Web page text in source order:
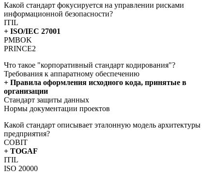
Какой стандарт фокусируется на управлении рисками
информационной безопасности?
ITIL
+ ISO/IEC 27001
PMBOK
PRINCE2
Что такое "корпоративный стандарт кодирования"?
Требования к аппаратному обеспечению
+ Правила оформления исходного кода, принятые в
организации
Стандарт защиты данных
Нормы документации проектов
Какой стандарт описывает эталонную модель архитектуры
предприятия?
COBIT
+ TOGAF
ITIL
ISO 20000